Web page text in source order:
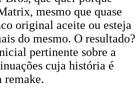
mesmo que quase
original aceite ou esteja
do mesmo. O resultado?
pertinente sobre a
cuja história é
remake.